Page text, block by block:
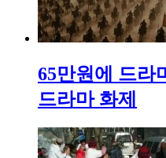
65만원에 드라
드라마 화제